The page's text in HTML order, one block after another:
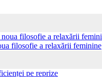
filosofie a relaxării feminine